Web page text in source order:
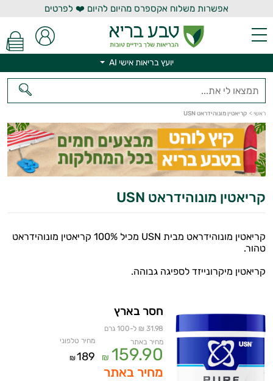
אפשרות משלוח אקספרס מהיום להיום ❤️ לפרטים
יועץ בריאות אישי AI
ראשי > קריאטין מונוהידראט USN
קריאטין מונוהידראט USN
קריאטין מונוהידראט מבית USN מכיל 100% קריאטין מונוהידראט
טהור.
קריאטין מיקרונייזד לספיגה גבוהה.
חסר בארץ
31.98 ₪ ל-100 גרם
מחיר באתר
159.90
₪
מחיר טלפוני
189
₪
מחיר באתר
יועץ בריאות אישי AI